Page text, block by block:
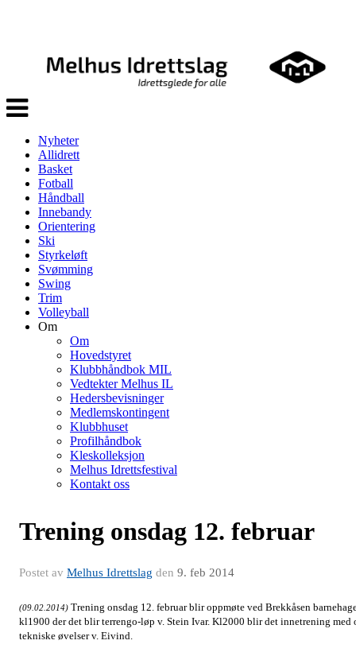
Veksle
navigasjon
Nyheter
Allidrett
Basket
Fotball
Håndball
Innebandy
Orientering
Ski
Styrkeløft
Svømming
Swing
Trim
Volleyball
Om
Om
Hovedstyret
Klubbhåndbok MIL
Vedtekter Melhus IL
Hedersbevisninger
Medlemskontingent
Klubbhuset
Profilhåndbok
Kleskolleksjon
Melhus Idrettsfestival
Kontakt oss
Trening onsdag 12. februar
Postet av Melhus Idrettslag den 9. feb 2014
(09.02.2014) Trening onsdag 12. februar blir oppmøte ved Brekkåsen
kl1900 der det blir terrengo-løp v. Stein Ivar. Kl2000 blir det innetrening med
tekniske øvelser v. Eivind.